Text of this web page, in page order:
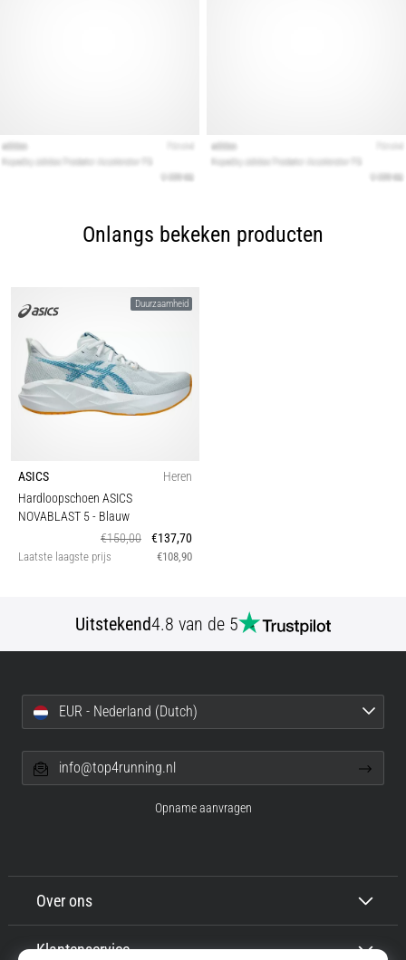
Onlangs bekeken producten
Duurzaamheid
ASICS
Heren
Hardloopschoen ASICS
NOVABLAST 5- Blauw
€150,00
€137,70
Laatste laagste prijs €108,90
Uitstekend4.8 van de 5
Over ons
Klantenservice
EUR - Nederland (Dutch)
info@top4running.nl
Opname aanvragen